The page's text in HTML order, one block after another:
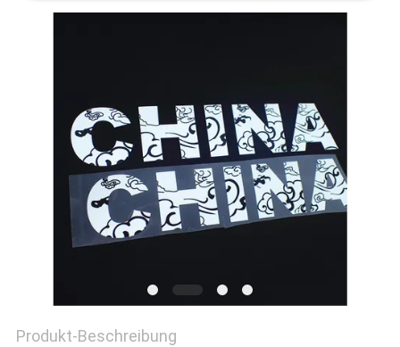
POLICY
Produkt-Beschreibung